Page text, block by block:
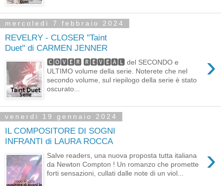
mercoledì 7 febbraio 2024
REVELRY - CLOSER "Taint
Duet" di CARMEN JENNER
›
🅲🅾🆅🅴🆁 🆁🅴🆅🅴🅰🅻 del SECONDO e
ULTIMO volume della serie. Noterete che nel
secondo volume, sul riepilogo della serie è stato
oscurato...
venerdì 19 gennaio 2024
IL COMPOSITORE DI SOGNI
INFRANTI di LAURA ROCCA
›
Salve readers, una nuova proposta tutta italiana
da Newton Compton ! Un romanzo che promette
forti sensazioni, cullati dalle note di un viol...